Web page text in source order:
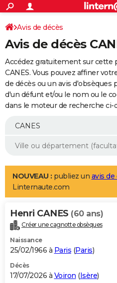
ACTUALITÉS
Politique
Société
Faits Divers
Education
Monde
Villes
+
SPORT
Coupe du monde 2026
Football
Tennis
Cyclisme
Rugby
Forum
Programme TV
TNT
Streaming
Cinéma
Sorties cinéma
Musique
+
FINANCE
Retraite
Impôts
Epargne
Immobilier
Risques naturels par ville
Banque
Assurance
Crédit
AUTO
Essais
Réserver un essai
Citadines
Berlines
SUV
Forum auto
+
Mobiles
Meilleur smartphone
Internet
Ordinateurs
Jeux vidéo
Guide high-tech
Aménagement intérieur
LIFESTYLE
Art de vivre
Bien-être
Loisirs
Mode
Modes de vie
Alimentation
Guide de la santé
Maladies
Médicaments
Sommeil
VOYAGE
Destinations
City break
Voyage nature
Voyage de noces
Forum
Climat
+PHOTO
GUIDES D'ACHAT
BONS PLANS
Avis de décès
Avis de décès
Accédez gratuitement sur cette
CANES. Vous pouvez affiner
de décès ou un avis
d'un défunt et/ou le nom ou le
dans le moteur de recherche ci-
NOUVEAU : publiez un avis
Linternaute.com
Henri CANES (60 ans)
Créer une cagnotte obsèques
Naissance
25/02/1966 à Paris (Paris)
Décès
17/07/2026 à Voiron (Isère)